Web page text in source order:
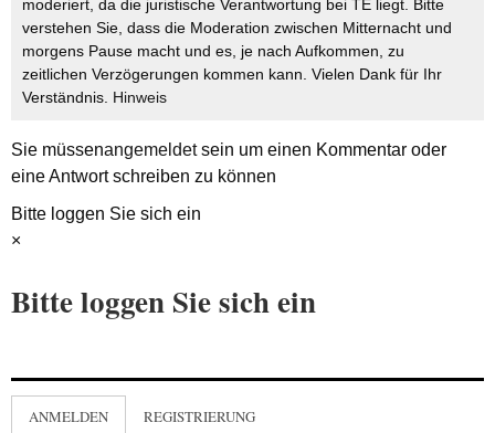
moderiert, da die juristische Verantwortung bei TE liegt. Bitte
verstehen Sie, dass die Moderation zwischen Mitternacht und
morgens Pause macht und es, je nach Aufkommen, zu
zeitlichen Verzögerungen kommen kann. Vielen Dank für Ihr
Verständnis. Hinweis
Sie müssenangemeldetsein um einen Kommentar oder
eine Antwort schreiben zu können
Bitte loggen Sie sich ein
×
Bitte loggen Sie sich ein
ANMELDEN REGISTRIERUNG